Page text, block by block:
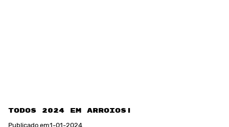
TODOS 2024 EM ARROIOS!
Publicado em1-01-2024